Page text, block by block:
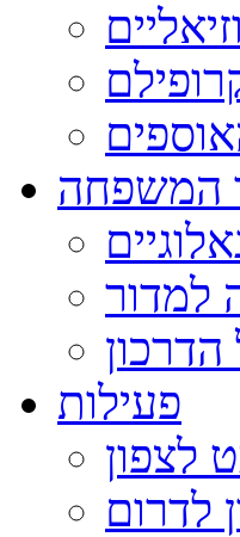
המשפחה
למדור
פעילות
לצפון
לדרום